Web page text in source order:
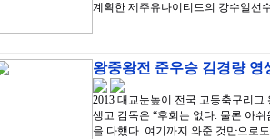
계획한 제주유나이티드의 강수일선
왕중왕전 준우승 김경량
2013 대교눈높이 전국 고등축구리
생고 감독은 “후회는 없다. 물론 아
을 다했다. 여기까지 와준 것만으로